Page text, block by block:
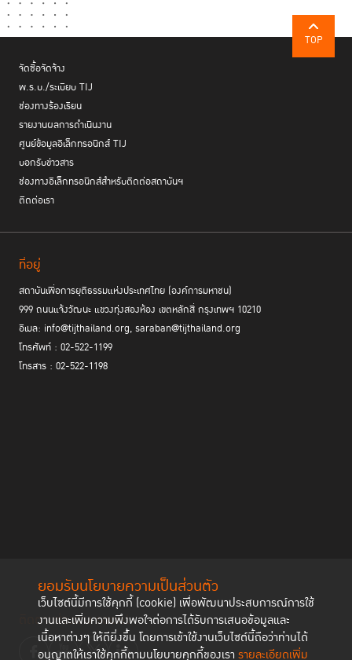
ยอมรับนโยบายความเป็นส่วนตัว
เว็บไซต์นี้มีการใช้คุกกี้ (cookie) เพื่อพัฒนาประสบการณ์การใช้
งานและเพิ่มความพึงพอใจต่อการได้รับการเสนอข้อมูลและ
เนื้อหาต่างๆ ให้ดียิ่งขึ้น โดยการเข้าใช้งานเว็บไซต์นี้ถือว่าท่านได้
อนุญาตให้เราใช้คุกกี้ตามนโยบายคุกกี้ของเรา รายละเอียดเพิ่ม
TOP
จัดซื้อจัดจ้าง
พ.ร.บ./ระเบียบ TIJ
ช่องทางร้องเรียน
รายงานผลการดำเนินงาน
ศูนย์ข้อมูลอิเล็กทรอนิกส์ TIJ
บอกรับข่าวสาร
ช่องทางอิเล็กทรอนิกส์สำหรับติดต่อสถาบันฯ
ติดต่อเรา
ที่อยู่
สถาบันเพื่อการยุติธรรมแห่งประเทศไทย (องค์การมหาชน)
999 ถนนแจ้งวัฒนะ แขวงทุ่งสองห้อง เขตหลักสี่ กรุงเทพฯ 10210
อีเมล: info@tijthailand.org, saraban@tijthailand.org
โทรศัพท์ : 02-522-1199
โทรสาร : 02-522-1198
ติดตามช่องทาง social